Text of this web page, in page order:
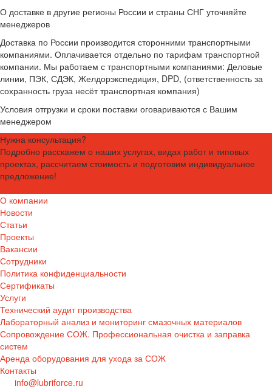
О доставке в другие регионы России и страны СНГ уточняйте
менеджеров
Доставка по России производится сторонними транспортными
компаниями. Оплачивается отдельно по тарифам транспортной
компании. Мы работаем с транспортными компаниями: Деловые
линии, ПЭК, СДЭК, Желдорэкспедиция, DPD, (ответственность за
сохранность груза несёт транспортная компания)
Условия отгрузки и сроки поставки оговариваются с Вашим
менеджером
Нужна консультация?
Подробно расскажем о наших услугах, видах работ и типовых
проектах, рассчитаем стоимость и подготовим индивидуальное
предложение!
О компании
Новости
Статьи
Проекты
Вакансии
Сотрудники
Политика конфиденциальности
Сертификаты
Услуги
Технический аудит производства
Лабораторный анализ и мониторинг смазочных материалов
Сопровождение СОЖ. Профессиональная очистка и заправка
систем
Аренда оборудования для ухода за СОЖ
Контакты
info@lubriforce.ru